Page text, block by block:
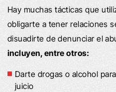
Hay muchas tácticas que
obligarte a tener relaciones
disuadirte de denunciar el
incluyen, entre otros:
Darte drogas o alcohol
juicio